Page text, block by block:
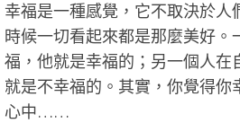
幸福是一種感覺，它不取決於
時候一切看起來都是那麼美好
福，他就是幸福的；另一個人
就是不幸福的。其實，你覺得
心中……